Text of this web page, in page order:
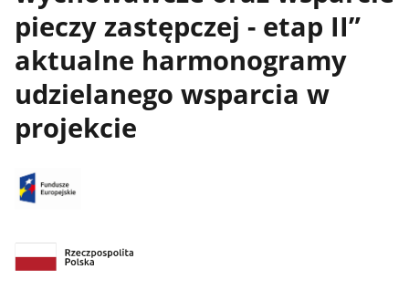
pieczy zastępczej - etap II”
aktualne harmonogramy
udzielanego wsparcia w
projekcie